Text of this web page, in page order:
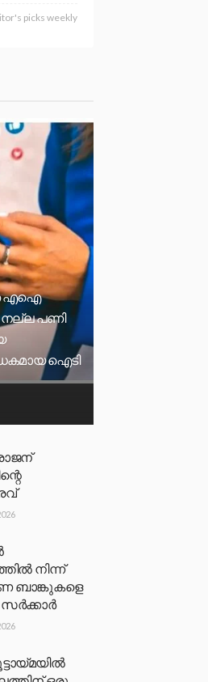
picks weekly
എഐ
പണി
ഐടി
നിന്ന്
ബാങ്കുകളെ
സർക്കാർ